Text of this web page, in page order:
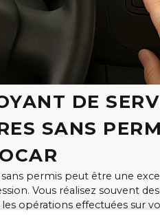
DE
SANS
permis peut être une
Vous réalisez souvent
opérations effectuées sur